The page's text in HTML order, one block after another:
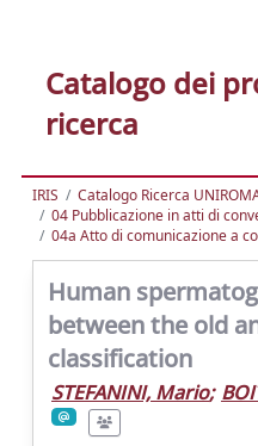
Catalogo dei
ricerca
IRIS
Catalogo Ricerca
04 Pubblicazione in atti di
04a Atto di comunicazione a
Human
between the old
classification
STEFANINI, Mario;